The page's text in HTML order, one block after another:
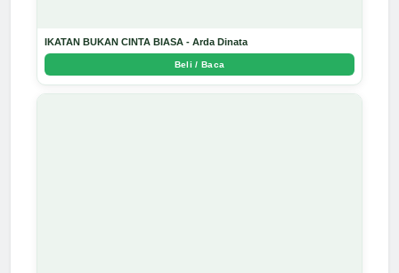
IKATAN BUKAN CINTA BIASA - Arda Dinata
Beli / Baca